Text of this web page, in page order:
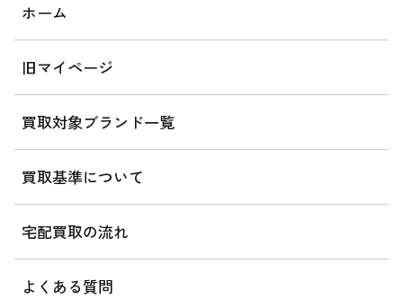
ホーム
旧マイページ
買取対象ブランド一覧
買取基準について
宅配買取の流れ
よくある質問